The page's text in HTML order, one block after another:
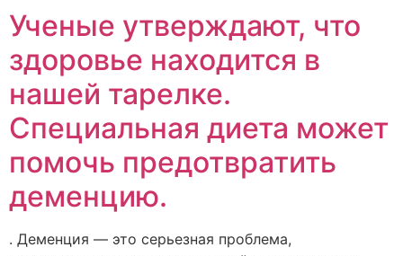
Ученые утверждают, что
здоровье находится в
нашей тарелке.
Специальная диета может
помочь предотвратить
деменцию.
. Деменция — это серьезная проблема,